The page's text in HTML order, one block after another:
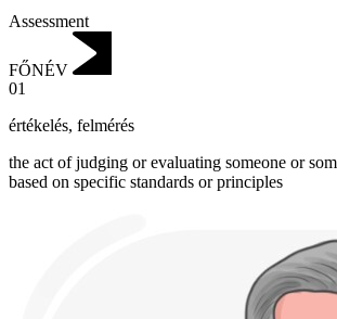
Assessment
FŐNÉV
01
értékelés, felmérés
the act of judging or evaluating someone or
based on specific standards or principles